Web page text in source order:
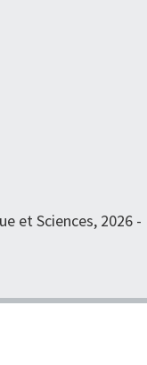
et Sciences, 2026 -